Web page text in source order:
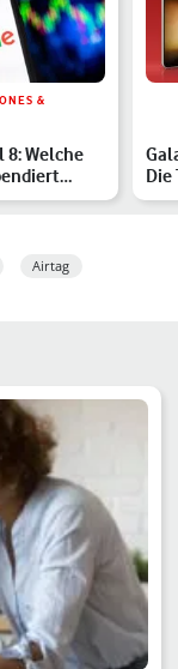
&
8: Welche
Top-
Die
Airtag